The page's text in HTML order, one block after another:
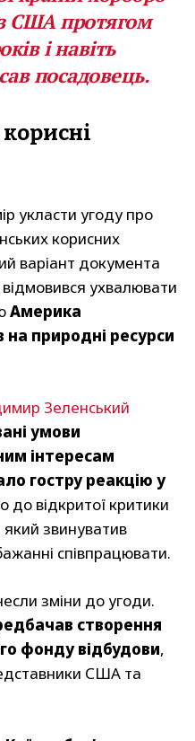
США протягом
і навіть
посадовець.
укласти угоду про
корисних
варіант документа
ухвалювати
Америка
природні ресурси
Зеленський
умови
інтересам
гостру реакцію у
до відкритої критики
звинуватив
співпрацювати.
зміни до угоди.
створення
фонду відбудови,
США та